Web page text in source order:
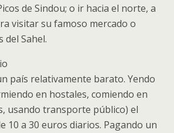
de Sindou; o ir hacia el norte, a
visitar su famoso mercado o
del Sahel.
país relativamente barato. Yendo
en hostales, comiendo en
usando transporte público) el
10 a 30 euros diarios. Pagando un